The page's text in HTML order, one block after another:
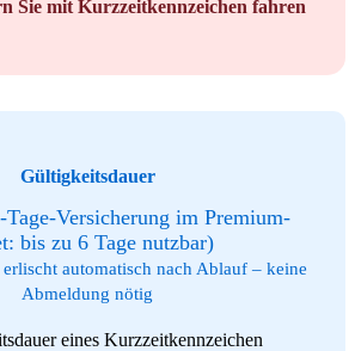
Sie mit Kurzzeitkennzeichen fahren
Gültigkeitsdauer
Tage-Versicherung im Premium-
bis zu 6 Tage nutzbar)
automatisch nach Ablauf – keine
Abmeldung nötig